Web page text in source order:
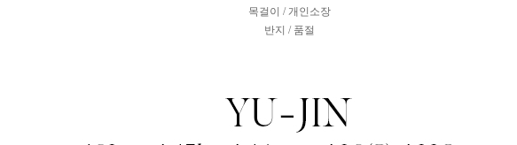
목걸이 / 개인소장
반지 / 품절